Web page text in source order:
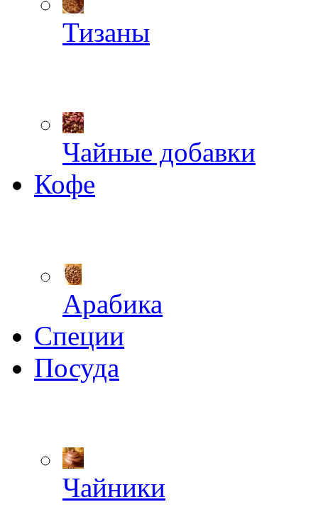
Тизаны
Чайные добавки
Кофе
Арабика
Специи
Посуда
Чайники